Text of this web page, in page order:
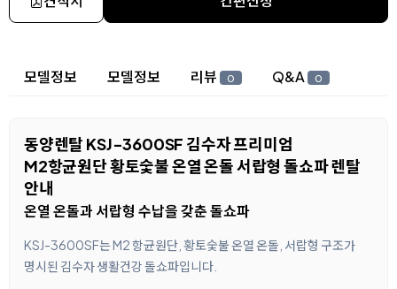
상세 정보
모델정보 모델정보 리뷰 0 Q&A 0
동양렌탈 KSJ-3600SF 김수자 프리미엄
M2항균원단 황토숯불 온열 온돌 서랍형 돌쇼파 렌탈
안내
온열 온돌과 서랍형 수납을 갖춘 돌쇼파
KSJ-3600SF는 M2 항균원단, 황토숯불 온열 온돌, 서랍형 구조가
명시된 김수자 생활건강 돌쇼파입니다.